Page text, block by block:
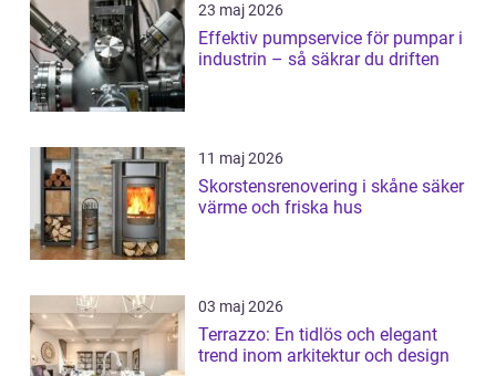
23 maj 2026
Effektiv pumpservice för pumpar i
industrin – så säkrar du driften
11 maj 2026
Skorstensrenovering i skåne säker
värme och friska hus
03 maj 2026
Terrazzo: En tidlös och elegant
trend inom arkitektur och design